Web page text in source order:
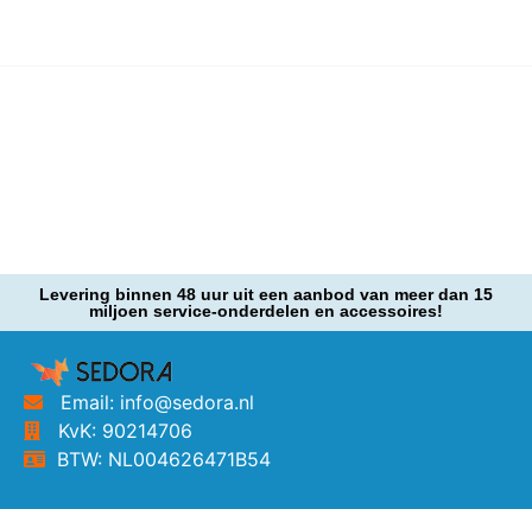
Levering binnen 48 uur uit een aanbod van meer dan 15
miljoen service-onderdelen en accessoires!
Email: info@sedora.nl
KvK: 90214706
BTW: NL004626471B54